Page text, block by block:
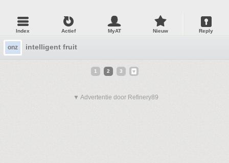
Index Actief MyAT Nieuw Reply
onz intelligent fruit
1 2 3
▼ Advertentie door Refinery89